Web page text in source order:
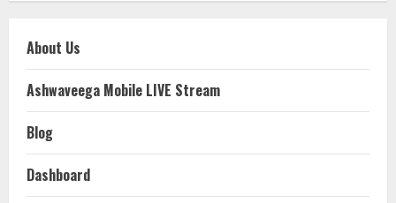
About Us
Ashwaveega Mobile LIVE Stream
Blog
Dashboard